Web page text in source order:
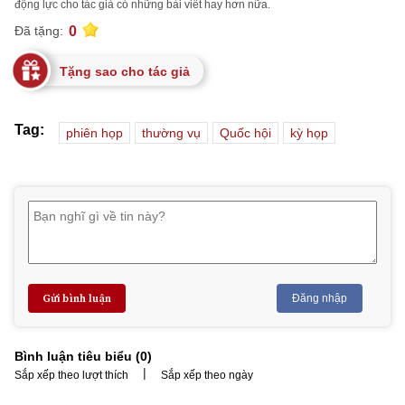
động lực cho tác giả có những bài viết hay hơn nữa.
Đã tặng: 0
Tặng sao cho tác giả
Tag: phiên họp thường vụ Quốc hội kỳ họp
Gửi bình luận Đăng nhập
Bình luận tiêu biểu (0)
Sắp xếp theo lượt thích | Sắp xếp theo ngày